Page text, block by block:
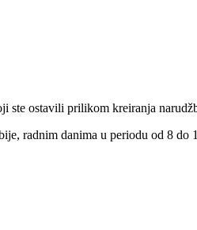
ste ostavili prilikom kreiranja
radnim danima u periodu od 8 do